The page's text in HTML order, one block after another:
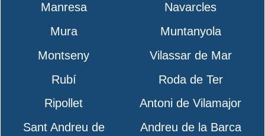
Manresa
Navarcles
Mura
Muntanyola
Montseny
Vilassar de Mar
Rubí
Roda de Ter
Ripollet
Antoni de Vilamajor
Sant Andreu de
Andreu de la Barca